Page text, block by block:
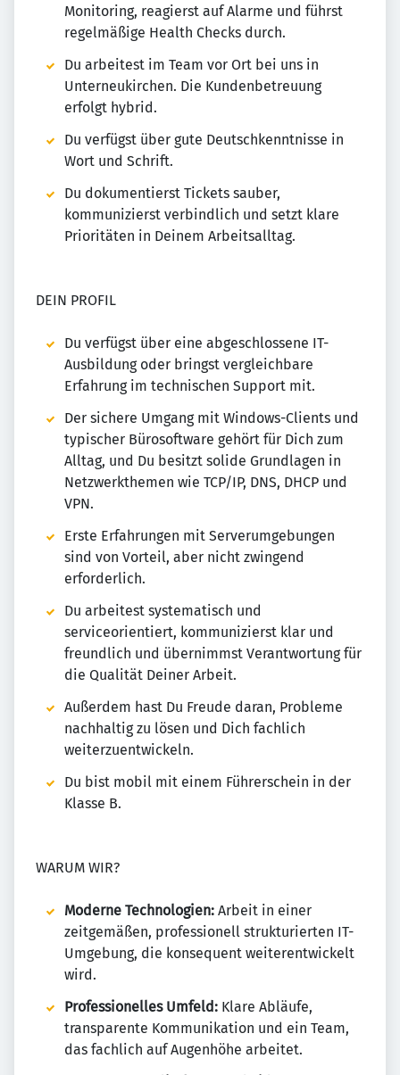
Monitoring, reagierst auf Alarme und führst
regelmäßige Health Checks durch.
Du arbeitest im Team vor Ort bei uns in
Unterneukirchen. Die Kundenbetreuung
erfolgt hybrid.
Du verfügst über gute Deutschkenntnisse in
Wort und Schrift.
Du dokumentierst Tickets sauber,
kommunizierst verbindlich und setzt klare
Prioritäten in Deinem Arbeitsalltag.
DEIN PROFIL
Du verfügst über eine abgeschlossene IT-
Ausbildung oder bringst vergleichbare
Erfahrung im technischen Support mit.
Der sichere Umgang mit Windows-Clients und
typischer Bürosoftware gehört für Dich zum
Alltag, und Du besitzt solide Grundlagen in
Netzwerkthemen wie TCP/IP, DNS, DHCP und
VPN.
Erste Erfahrungen mit Serverumgebungen
sind von Vorteil, aber nicht zwingend
erforderlich.
Du arbeitest systematisch und
serviceorientiert, kommunizierst klar und
freundlich und übernimmst Verantwortung für
die Qualität Deiner Arbeit.
Außerdem hast Du Freude daran, Probleme
nachhaltig zu lösen und Dich fachlich
weiterzuentwickeln.
Du bist mobil mit einem Führerschein in der
Klasse B.
WARUM WIR?
Moderne Technologien: Arbeit in einer
zeitgemäßen, professionell strukturierten IT-
Umgebung, die konsequent weiterentwickelt
wird.
Professionelles Umfeld: Klare Abläufe,
transparente Kommunikation und ein Team,
das fachlich auf Augenhöhe arbeitet.